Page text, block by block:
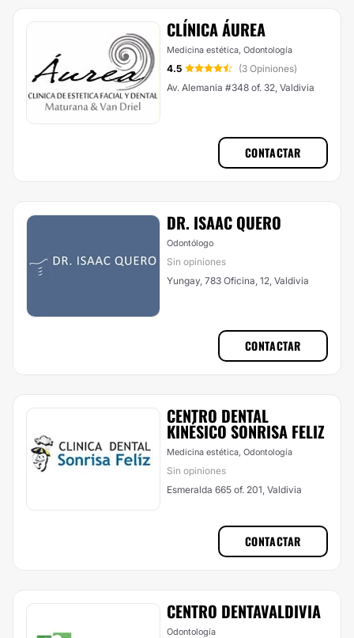
CLÍNICA ÁUREA
Medicina estética, Odontología
4.5
(3 Opiniones)
Av. Alemania #348 of. 32, Valdivia
CONTACTAR
DR. ISAAC QUERO
Odontólogo
Sin opiniones
Yungay, 783 Oficina, 12, Valdivia
CONTACTAR
CENTRO DENTAL
KINÉSICO SONRISA FELIZ
Medicina estética, Odontología
Sin opiniones
Esmeralda 665 of. 201, Valdivia
CONTACTAR
CENTRO DENTAVALDIVIA
Odontología